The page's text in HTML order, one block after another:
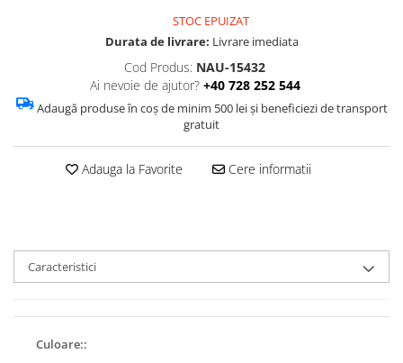
STOC EPUIZAT
Durata de livrare: Livrare imediata
Cod Produs: NAU-15432
Ai nevoie de ajutor? +40 728 252 544
Adaugă produse în coș de minim 500 lei și beneficiezi de transport
gratuit
Adauga la Favorite Cere informatii
Caracteristici
Culoare::